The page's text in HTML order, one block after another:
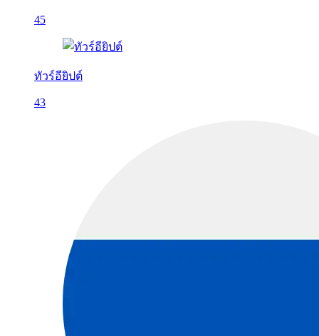
45
ทัวร์อียิปต์
43